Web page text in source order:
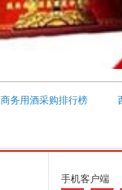
商务用酒采购排行榜
手机客户端